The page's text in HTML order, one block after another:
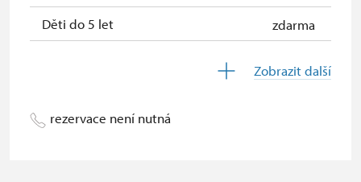
Děti do 5 let
zdarma
skupiny 1 osoba na 10 dětí)
Zobrazit další
rezervace není nutná